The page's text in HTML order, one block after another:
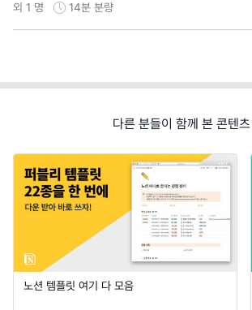
외 1 명 14분 분량
다른 분들이 함께 본 콘텐츠
노션 템플릿 여기 다 모음